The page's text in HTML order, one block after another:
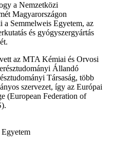
a Nemzetközi
Magyarországon
a Semmelweis Egyetem, az
és gyógyszergyártás
az MTA Kémiai és Orvosi
Állandó
Társaság, több
szervezet, így az Európai
(European Federation of